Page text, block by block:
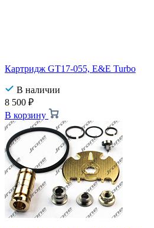
Картридж GT17-055, E&E Turbo
В наличии
8 500 ₽
В корзину